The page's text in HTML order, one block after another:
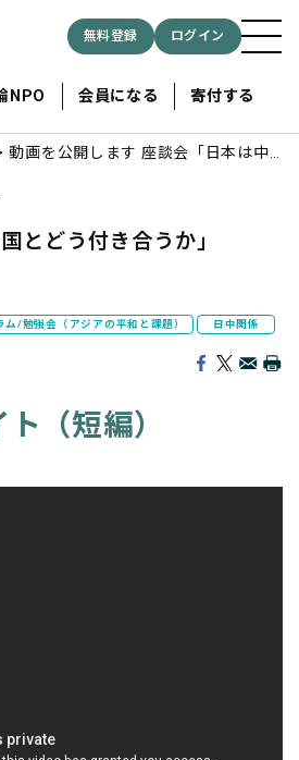
無料登録 ログイン
NPO 会員になる 寄付する
動画を公開します 座談会「日本は中
とどう付き合うか」
ム/勉強会（アジアの平和と課題） 日中関係
（短編）